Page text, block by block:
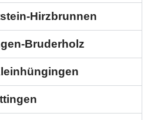
Hirzbrunnen
Bruderholz